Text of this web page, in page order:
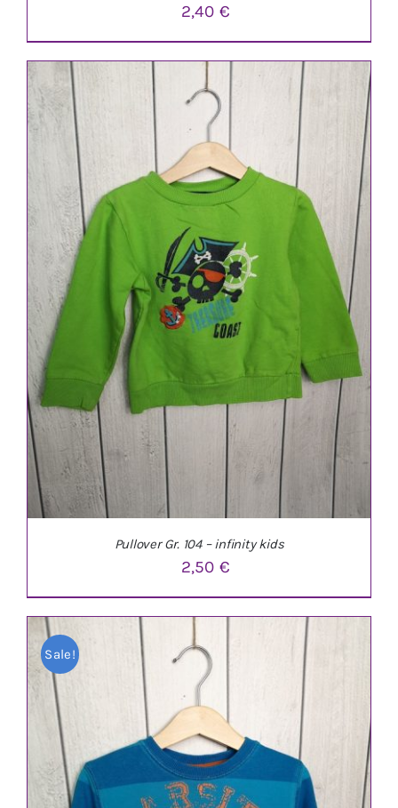
IN DEN WARENKORB
2,40€
IN DEN WARENKORB / DETAILS
Pullover Gr. 104 – infinity kids
2,50€
Sale!